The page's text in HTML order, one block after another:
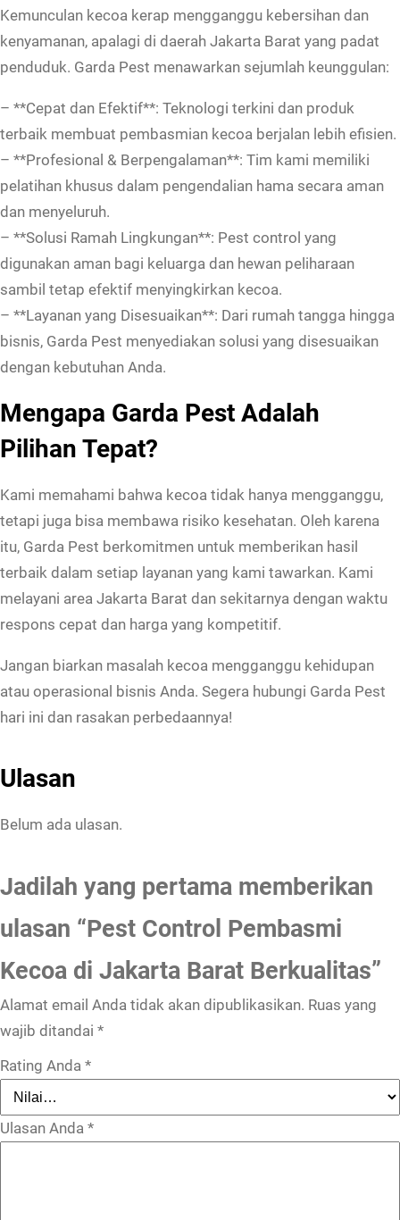
K
e
c
a
d
i
J
a
k
a
r
t
a
B
a
r
a
B
e
r
k
u
a
i
t
Kemunculan kecoa kerap mengganggu kebersihan dan
kenyamanan, apalagi di daerah Jakarta Barat yang padat
penduduk. Garda Pest menawarkan sejumlah keunggulan:
– **Cepat dan Efektif**: Teknologi terkini dan produk
terbaik membuat pembasmian kecoa berjalan lebih efisien.
– **Profesional & Berpengalaman**: Tim kami memiliki
pelatihan khusus dalam pengendalian hama secara aman
dan menyeluruh.
– **Solusi Ramah Lingkungan**: Pest control yang
digunakan aman bagi keluarga dan hewan peliharaan
sambil tetap efektif menyingkirkan kecoa.
– **Layanan yang Disesuaikan**: Dari rumah tangga hingga
bisnis, Garda Pest menyediakan solusi yang disesuaikan
dengan kebutuhan Anda.
Mengapa Garda Pest Adalah
Pilihan Tepat?
Kami memahami bahwa kecoa tidak hanya mengganggu,
tetapi juga bisa membawa risiko kesehatan. Oleh karena
itu, Garda Pest berkomitmen untuk memberikan hasil
terbaik dalam setiap layanan yang kami tawarkan. Kami
melayani area Jakarta Barat dan sekitarnya dengan waktu
respons cepat dan harga yang kompetitif.
Jangan biarkan masalah kecoa mengganggu kehidupan
atau operasional bisnis Anda. Segera hubungi Garda Pest
hari ini dan rasakan perbedaannya!
Ulasan
Belum ada ulasan.
Jadilah yang pertama memberikan
ulasan “Pest Control Pembasmi
Kecoa di Jakarta Barat Berkualitas”
Alamat email Anda tidak akan dipublikasikan. Ruas yang
wajib ditandai *
Rating Anda *
Ulasan Anda *